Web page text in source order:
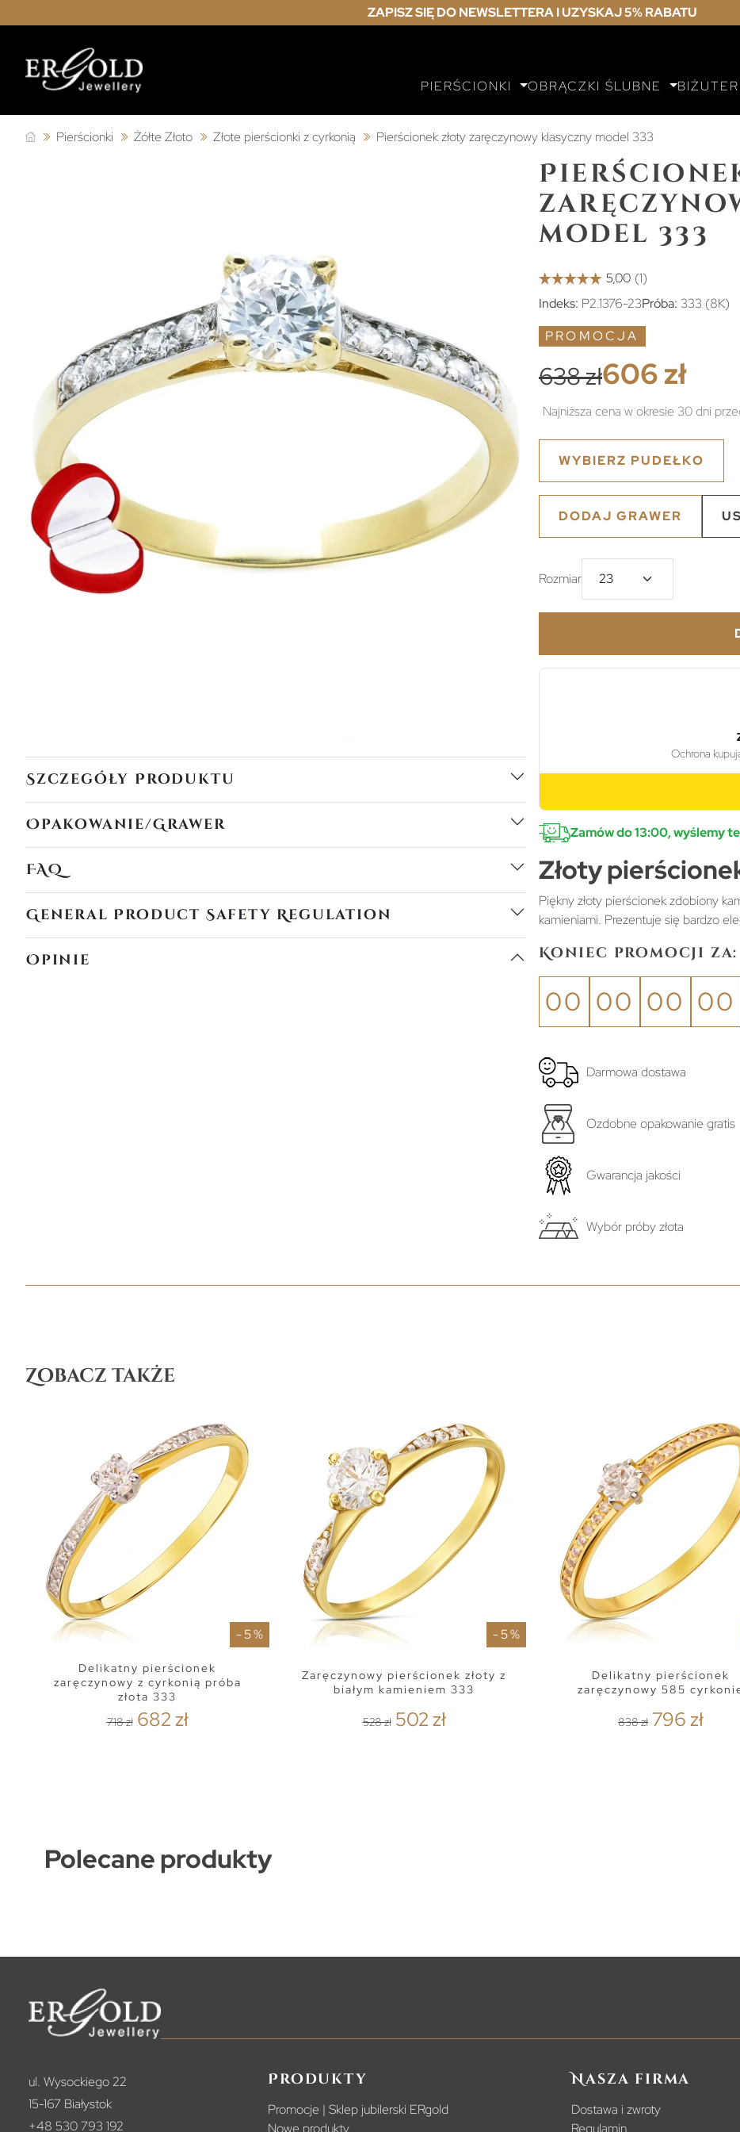
ZAPISZ SIĘ DO NEWSLETTERA I UZYSKAJ 5% RABATU
PIERŚCIONKI OBRĄCZKI ŚLUBNE
Pierścionki Żółte Złoto Złote pierścionki z cyrkonią Pierścionek złoty zaręczynowy klasyczny model 333
Szczegóły Produktu
Opakowanie/Grawer
FAQ
General Product Safety Regulation
Opinie
model 333
Indeks: P2.1376-23Próba: 333 (8K)
PROMOCJA
638 zł606 zł
Najniższa cena w okresie 30 dni
WYBIERZ PUDEŁKO
DODAJ GRAWER
Rozmiar
Zamów do 13:00, wyślemy
Złoty
Piękny złoty pierścionek zdobiony
kamieniami. Prezentuje się bardzo
Koniec promocji za:
00 00 00 00
Darmowa dostawa
Ozdobne opakowanie gratis
Gwarancja jakości
Wybór próby złota
Zobacz także
- 5 %
Delikatny pierścionek
zaręczynowy z cyrkonią próba
złota 333
718 zł 682 zł
- 5 %
Zaręczynowy pierścionek złoty z
białym kamieniem 333
528 zł 502 zł
Delikatny pierścionek
zaręczynowy 585
838 zł 796 zł
Polecane produkty
ul. Wysockiego 22
15-167 Białystok
+48 530 793 192
Produkty
Promocje | Sklep jubilerski ERgold
Nowe produkty
Nasza firma
Dostawa i zwroty
Regulamin